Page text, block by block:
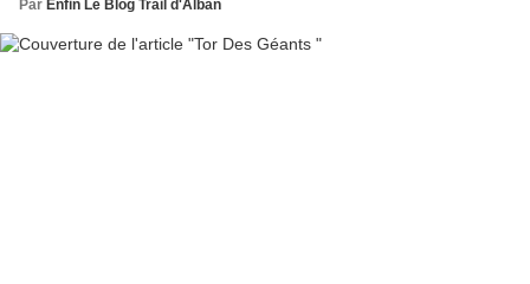
Par Enfin Le Blog Trail d'Alban